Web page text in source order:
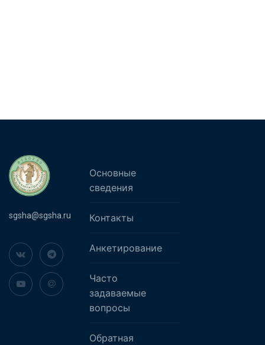
sgsha@sgsha.ru
Основные
сведения
Контакты
Анкетирование
Часто
задаваемые
вопросы
Обратная